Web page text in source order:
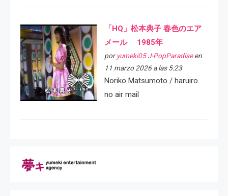
「HQ」松本典子 春色のエア
メール 1985年
por yumeki05 J-PopParadiseen
11 marzo 2026 a las 5:23
Noriko Matsumoto / haruiro
no air mail